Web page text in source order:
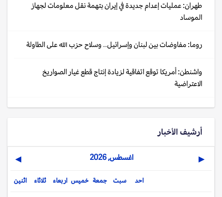
طهران: عمليات إعدام جديدة في إيران بتهمة نقل معلومات لجهاز
الموساد
روما: مفاوضات بين لبنان وإسرائيل.. وسلاح حزب الله على الطاولة
واشنطن: أمريكا توقع اتفاقية لزيادة إنتاج قطع غيار الصواريخ
الاعتراضية
أرشيف الأخبار
◀ اغسطس, 2026 ▶
اثنين ثلاثاء اربعاء خميس جمعة سبت احد